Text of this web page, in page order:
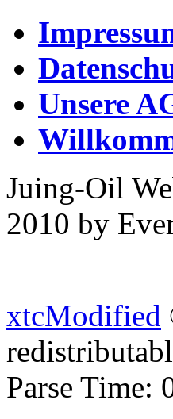
Unsere
Juing-Oil
2010 by
xtcModified
Parse Time: